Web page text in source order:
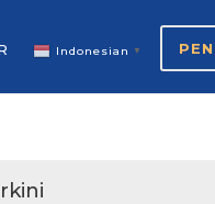
Indonesian ▼